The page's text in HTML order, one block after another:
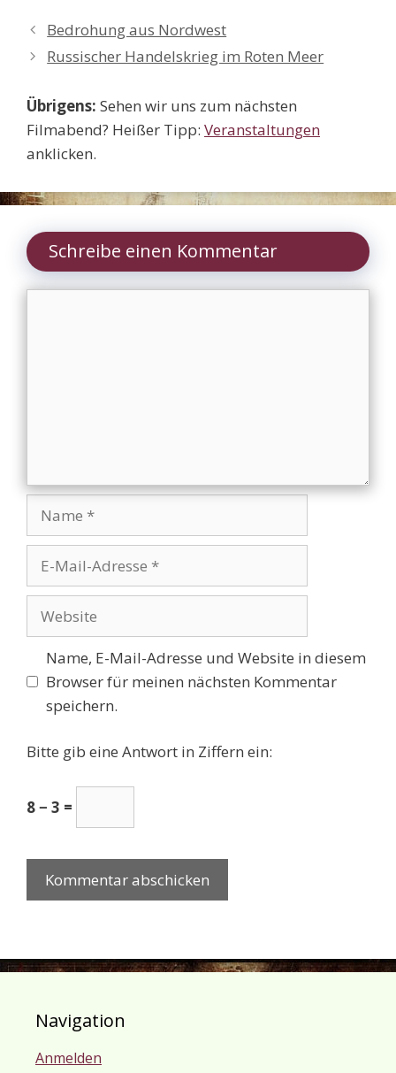
Bedrohung aus Nordwest
Russischer Handelskrieg im Roten Meer
Übrigens: Sehen wir uns zum nächsten
Filmabend? Heißer Tipp: Veranstaltungen
anklicken.
Schreibe einen Kommentar
Name
Website
Name, E-Mail-Adresse und Website in diesem
Browser für meinen nächsten Kommentar
speichern.
Bitte gib eine Antwort in Ziffern ein:
8 − 3 =
Navigation
Anmelden